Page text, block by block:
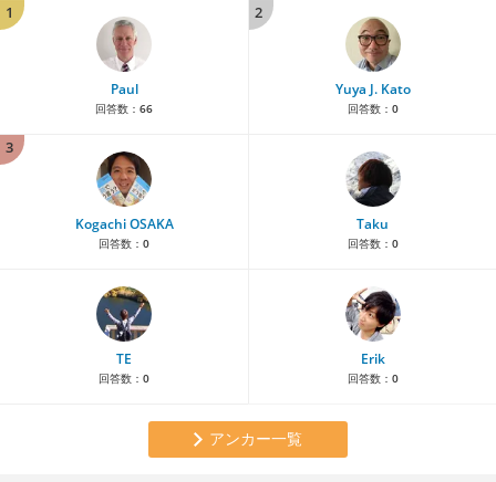
1
Paul
回答数： 66
2
Yuya J. Kato
回答数： 0
3
Kogachi OSAKA
回答数： 0
Taku
回答数： 0
TE
回答数： 0
Erik
回答数： 0
アンカー一覧